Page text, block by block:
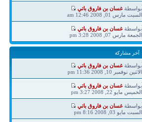
آخر
مشاركة
بواسطةغسان بن فاروق باتي
السبت مارس 01, 2008 12:46 am
آخر
مشاركة
بواسطةغسان بن فاروق باتي
الجمعة مارس 07, 2008 3:28 pm
آخر مشاركة
آخر
مشاركة
بواسطةغسان بن فاروق باتي
الاثنين نوفمبر 10, 2008 11:36 pm
آخر
مشاركة
بواسطةغسان بن فاروق باتي
الخميس مايو 22, 2008 3:27 pm
آخر
مشاركة
بواسطةغسان بن فاروق باتي
السبت مايو 03, 2008 8:16 pm